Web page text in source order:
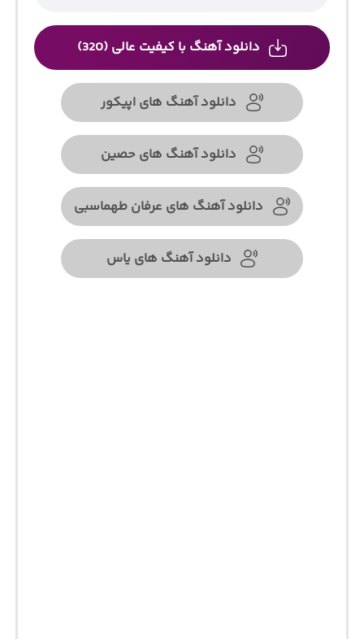
دانلود آهنگ با کیفیت عالی (320)
دانلود آهنگ های اپیکور
دانلود آهنگ های حصین
دانلود آهنگ های عرفان طهماسبی
دانلود آهنگ های یاس